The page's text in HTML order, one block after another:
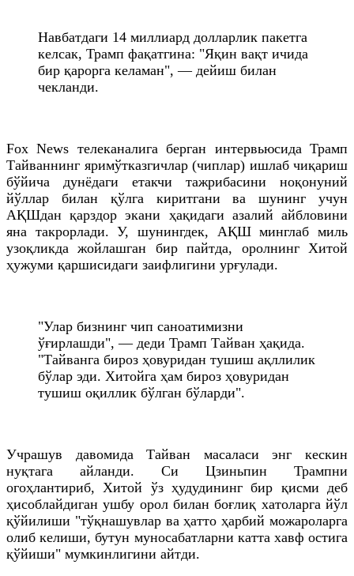
Навбатдаги 14 миллиард долларлик пакетга
келсак, Трамп фақатгина: "Яқин вақт ичида
бир қарорга келаман", — дейиш билан
чекланди.
Fox News телеканалига берган интервьюсида Трамп
Тайваннинг яримўтказгичлар (чиплар) ишлаб чиқариш
бўйича дунёдаги етакчи тажрибасини ноқонуний
йўллар билан қўлга киритгани ва шунинг учун
АҚШдан қарздор экани ҳақидаги азалий айбловини
яна такрорлади. У, шунингдек, АҚШ минглаб миль
узоқликда жойлашган бир пайтда, оролнинг Хитой
ҳужуми қаршисидаги заифлигини урғулади.
"Улар бизнинг чип саноатимизни
ўғирлашди", — деди Трамп Тайван ҳақида.
"Тайванга бироз ҳовуридан тушиш ақллилик
бўлар эди. Хитойга ҳам бироз ҳовуридан
тушиш оқиллик бўлган бўларди".
Учрашув давомида Тайван масаласи энг кескин
нуқтага айланди. Си Цзиньпин Трампни
огоҳлантириб, Хитой ўз ҳудудининг бир қисми деб
ҳисоблайдиган ушбу орол билан боғлиқ хатоларга йўл
қўйилиши "тўқнашувлар ва ҳатто ҳарбий можароларга
олиб келиши, бутун муносабатларни катта хавф остига
қўйиши" мумкинлигини айтди.